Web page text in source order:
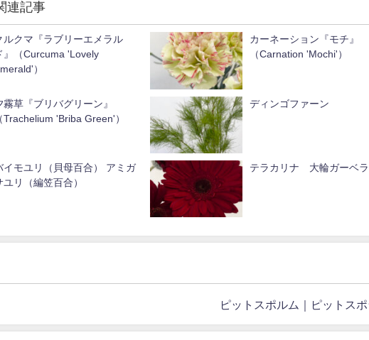
連記事
ルクマ『ラブリーエメラル
』（Curcuma 'Lovely
）
カーネーション『モチ』
（Carnation 'Mochi'）
霧草『ブリバグリーン』
Trachelium 'Briba Green'）
ディンゴファーン
イモユリ（貝母百合） アミガ
ユリ（編笠百合）
テラカリナ 大輪ガーベラ
ピットスポルム｜ピットスポ